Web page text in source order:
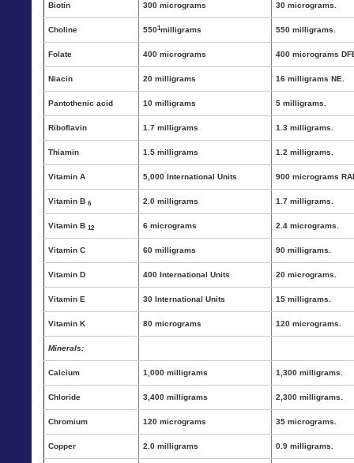
Biotin 300 micrograms 30 micrograms.
Choline 5501milligrams 550 milligrams.
Folate 400 micrograms 400 micrograms
Niacin 20 milligrams 16 milligrams NE.
Pantothenic acid 10 milligrams 5 milligrams.
Riboflavin 1.7 milligrams 1.3 milligrams.
Thiamin 1.5 milligrams 1.2 milligrams.
Vitamin A 5,000 International Units 900 micrograms
Vitamin B 6 2.0 milligrams 1.7 milligrams.
Vitamin B 12 6 micrograms 2.4 micrograms.
Vitamin C 60 milligrams 90 milligrams.
Vitamin D 400 International Units 20 micrograms.
Vitamin E 30 International Units 15 milligrams.
Vitamin K 80 micrograms 120 micrograms.
Minerals:
Calcium 1,000 milligrams 1,300 milligrams.
Chloride 3,400 milligrams 2,300 milligrams.
Chromium 120 micrograms 35 micrograms.
Copper 2.0 milligrams 0.9 milligrams.